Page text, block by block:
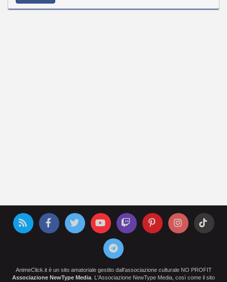
AnimeClick.it è un sito amatoriale gestito dall'associazione culturale NO PROFIT
Associazione NewType Media . L'Associazione NewType Media, così come il sito